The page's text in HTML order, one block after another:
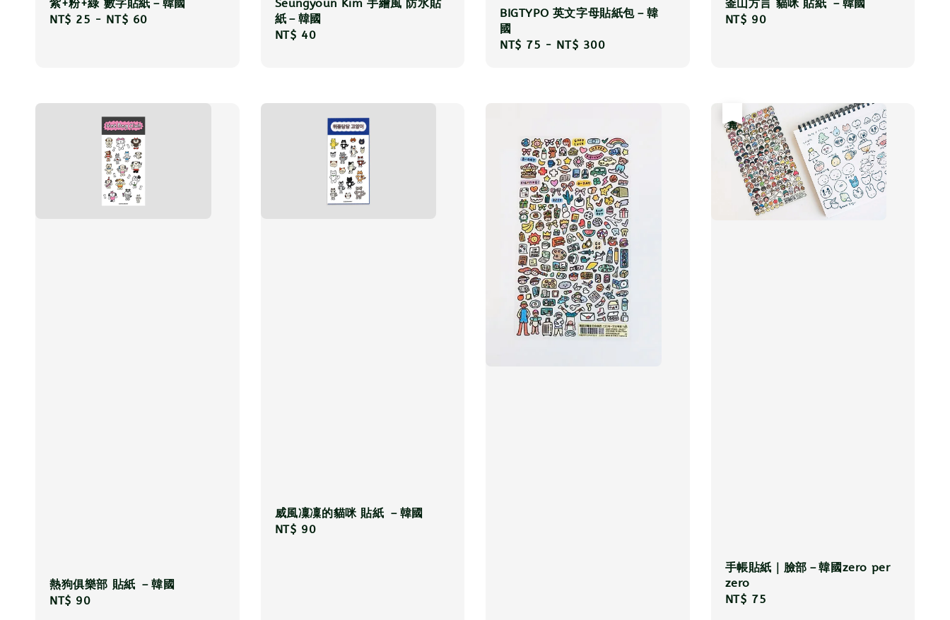
紫+粉+綠 數字貼紙－韓國
Regular
NT$ 25 - NT$ 60
Seungyoun Kim 手繪風 防水貼
紙－韓國
Regular
NT$ 40
BIGTYPO 英文字母貼紙包－韓
國
Regular
NT$ 75 - NT$ 300
釜山方言 貓咪 貼紙 －韓國
Regular
NT$ 90
熱狗俱樂部 貼紙 －韓國
Regular
NT$ 90
威風凜凜的貓咪 貼紙 －韓國
Regular
NT$ 90
手帳貼紙｜臉部－韓國zero per
zero
Regular
NT$ 75